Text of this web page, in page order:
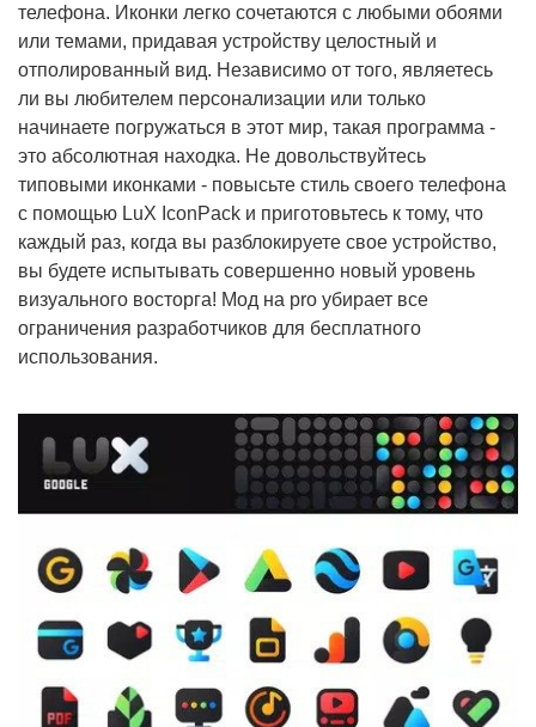
телефона. Иконки легко сочетаются с любыми обоями
или темами, придавая устройству целостный и
отполированный вид. Независимо от того, являетесь
ли вы любителем персонализации или только
начинаете погружаться в этот мир, такая программа -
это абсолютная находка. Не довольствуйтесь
типовыми иконками - повысьте стиль своего телефона
с помощью LuX IconPack и приготовьтесь к тому, что
каждый раз, когда вы разблокируете свое устройство,
вы будете испытывать совершенно новый уровень
визуального восторга! Мод на pro убирает все
ограничения разработчиков для бесплатного
использования.